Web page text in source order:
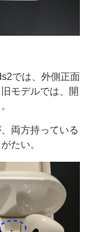
では、外側正面
モデルでは、開
両方持っている
たい。